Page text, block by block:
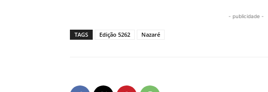
- publicidade -
TAGS Edição 5262 Nazaré